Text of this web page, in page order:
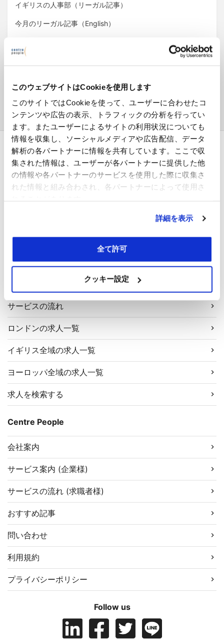
このウェブサイトはCookieを使用します
このサイトではCookieを使って、ユーザーに合わせたコ
ンテンツや広告の表示、トラフィックの分析を行ってい
ます。またユーザーによるサイトの利用状況についても
情報を収集し、ソーシャルメディアや広告配信、データ
解析の各パートナーに情報を共有しています。ここで収
集された情報は、ユーザーが各パートナーに提供した他
の情報や各パートナーのサービスを使用した際に収集さ
れた情報と組み合わされ、各パートナーによって使用さ
詳細を表示
全て許可
クッキー設定
イギリスの人事部（リーガル記事）
今月のリーガル記事（English）
アーカイブ
ア
ー
カ
イ
ブ
採用企業の方
採用担当者様へ
求職者の方
サービスの流れ
ロンドンの求人一覧
イギリス全域の求人一覧
ヨーロッパ全域の求人一覧
求人を検索する
Centre People
会社案内
サービス案内 (企業様)
サービスの流れ (求職者様)
おすすめ記事
問い合わせ
利用規約
プライバシーポリシー
Follow us